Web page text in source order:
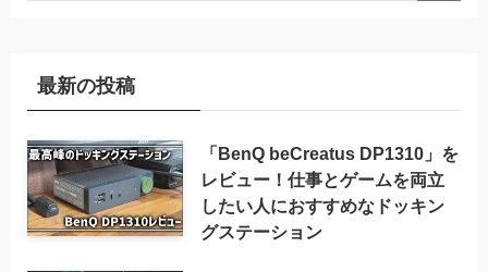
最新の投稿
「BenQ beCreatus DP1310」を
レビュー！仕事とゲームを両立
したい人におすすめなドッキン
グステーション